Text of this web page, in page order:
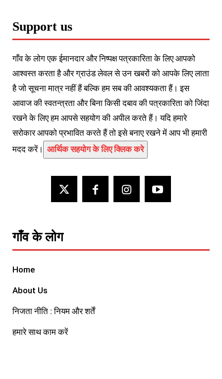
Support us
गाँव के लोग एक ईमानदार और निष्पक्ष पत्रकारिता के लिए आपको
आश्वस्त करता है और ग्राउंड लेवल से उन खबरों को आपके लिए लाता
है जो सूचना मात्र नहीं हैं बल्कि हम सब की आवश्यकता हैं। इस
आवाज की स्वतन्त्रता और बिना किसी दबाव की पत्रकारिता को जिंदा
रखने के लिए हम आपसे सहयोग की अपील करते हैं। यदि हमारे
सरोकार आपको प्रभावित करते हैं तो इसे बनाए रखने में आप भी हमारी
मदद करें। आर्थिक सहयोग के लिए क्लिक करे
गाँव के लोग
Home
About Us
निजता नीति : नियम और शर्तें
हमारे साथ काम करें